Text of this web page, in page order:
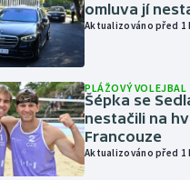
omluva jí
Aktualizováno před 1
PLÁŽOVÝ VOLEJBAL
Šépka se
nestačili na
Francouze
Aktualizováno před 1